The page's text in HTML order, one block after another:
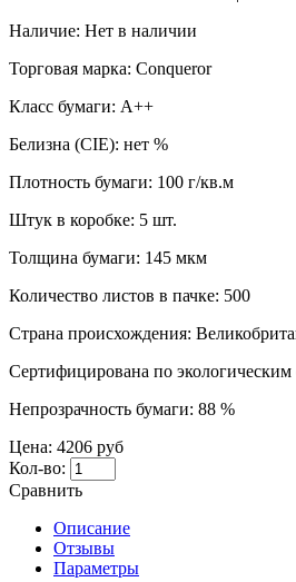
Наличие: Нет в наличии
Торговая марка: Conqueror
Класс бумаги: A++
Белизна (CIE): нет %
Плотность бумаги: 100 г/кв.м
Штук в коробке: 5 шт.
Толщина бумаги: 145 мкм
Количество листов в пачке: 500
Страна происхождения:
Сертифицирована по
Непрозрачность бумаги: 88 %
Цена: 4206 руб
Кол-во:
Сравнить
Описание
Отзывы
Параметры